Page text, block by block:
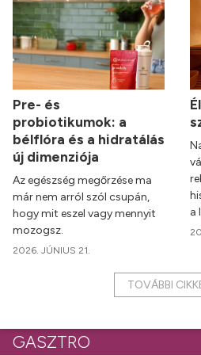
Pre- és
probiotikumok: a
bélflóra és a hidratálás
új dimenziója
Az egészség megőrzése ma
már nem arról szól csupán,
hogy mit eszel vagy mennyit
mozogsz.
2026. JÚNIUS 21.
a
TOVÁBBI
GASZTRO